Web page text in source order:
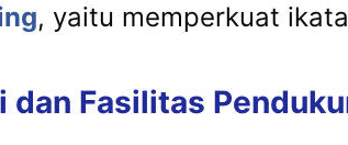
, yaitu memperkuat
dan Fasilitas